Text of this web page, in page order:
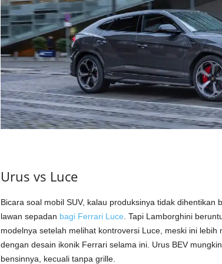
Urus vs Luce
Bicara soal mobil SUV, kalau produksinya tidak dihentikan
lawan sepadan bagi Ferrari Luce . Tapi Lamborghini
modelnya setelah melihat kontroversi Luce, meski ini
dengan desain ikonik Ferrari selama ini. Urus BEV
bensinnya, kecuali tanpa grille.